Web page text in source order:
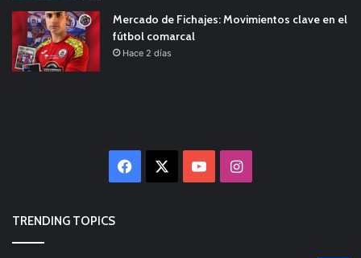
Mercado de Fichajes: Movimientos clave en el
fútbol comarcal
Hace 2 días
Facebook YouTubeInstagram
TRENDING TOPICS